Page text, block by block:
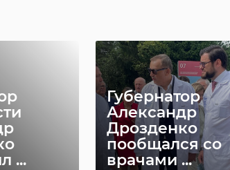
...
Губернатор
Александр
Дрозденко
пообщался со
врачами ...